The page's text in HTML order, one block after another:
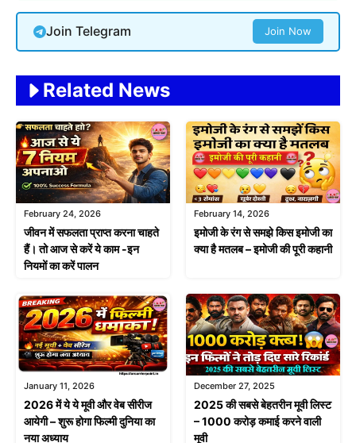
Join Telegram Join Now
Related News
February 24, 2026
जीवन में सफलता प्राप्त करना चाहते
हैं। तो आज से करें ये काम -इन
नियमों का करें पालन
February 14, 2026
इमोजी के रंग से समझे किस इमोजी का
क्या है मतलब – इमोजी की पूरी कहानी
January 11, 2026
2026 में ये ये मूवी और वेब सीरीज
आयेगी – शुरू होगा फिल्मी दुनिया का
नया अध्याय
December 27, 2025
2025 की सबसे बेहतरीन मूवी लिस्ट
– 1000 करोड़ कमाई करने वाली
मूवी